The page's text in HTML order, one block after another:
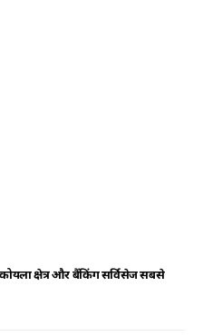
क्षेत्र और बैंकिंग सर्विसेज सबसे